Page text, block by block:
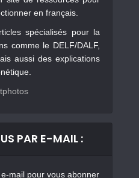
en français.
spécialisés pour la
comme le DELF/DALF,
aussi des explications
PAR E-MAIL :
mail pour vous abonner